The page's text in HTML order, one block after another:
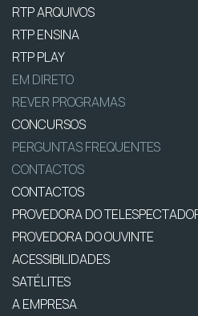
RTP ARQUIVOS
RTP ENSINA
RTP PLAY
EM DIRETO
REVER PROGRAMAS
CONCURSOS
PERGUNTAS FREQUENTES
CONTACTOS
CONTACTOS
PROVEDORA DO
PROVEDORA DO OUVINTE
ACESSIBILIDADES
SATÉLITES
A EMPRESA